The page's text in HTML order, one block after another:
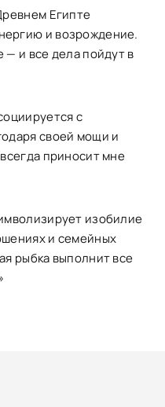
Египте
и возрождение.
— и все дела пойдут в
с
своей мощи и
приносит мне
изобилие
и семейных
рыбка выполнит все